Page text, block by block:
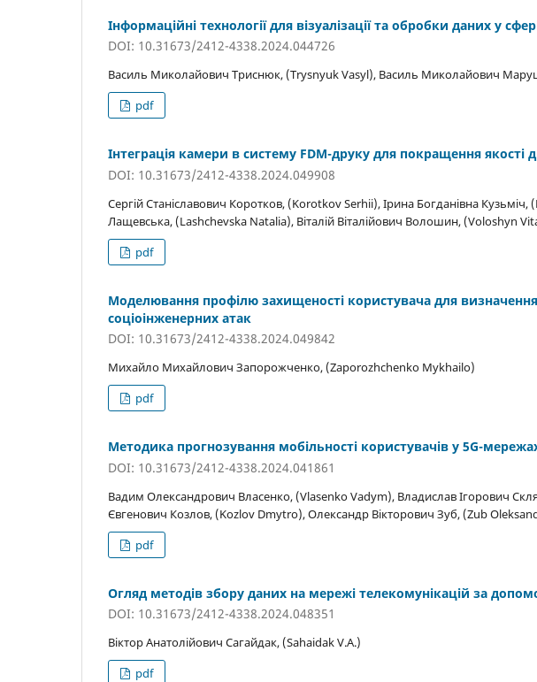
Інформаційні технології для візуалізації та обробки даних у
DOI: 10.31673/2412-4338.2024.044726
Василь Миколайович Триснюк, (Trysnyuk Vasyl), Василь Миколайович
pdf
Інтеграція камери в систему FDM-друку для покращення якості
DOI: 10.31673/2412-4338.2024.049908
Сергій Станіславович Коротков, (Korotkov Serhii), Ірина Богданівна
Лащевська, (Lashchevska Natalia), Віталій Віталійович Волошин, (Voloshyn
pdf
Моделювання профілю захищеності користувача для
соціоінженерних атак
DOI: 10.31673/2412-4338.2024.049842
Михайло Михайлович Запорожченко, (Zaporozhchenko Mykhailo)
pdf
Методика прогнозування мобільності користувачів у 5G-
DOI: 10.31673/2412-4338.2024.041861
Вадим Олександрович Власенко, (Vlasenko Vadym), Владислав Ігорович
Євгенович Козлов, (Kozlov Dmytro), Олександр Вікторович Зуб, (Zub
pdf
Огляд методів збору даних на мережі телекомунікацій за
DOI: 10.31673/2412-4338.2024.048351
Віктор Анатолійович Сагайдак, (Sahaidak V.A.)
pdf